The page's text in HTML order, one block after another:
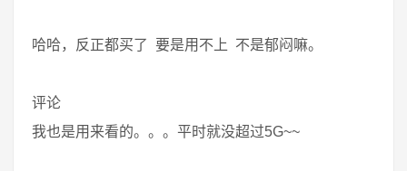
哈哈，反正都买了 要是用不上 不是郁闷嘛。
评论
我也是用来看的。。。平时就没超过5G~~